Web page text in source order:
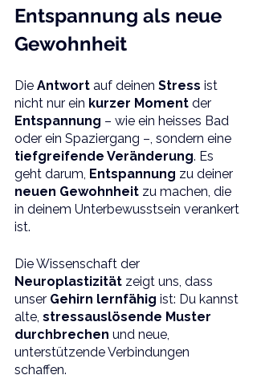
Entspannung als neue
Gewohnheit
Die Antwort auf deinen Stress ist
nicht nur ein kurzer Moment der
Entspannung – wie ein heisses Bad
oder ein Spaziergang –, sondern eine
tiefgreifende Veränderung. Es
geht darum, Entspannung zu deiner
neuen Gewohnheit zu machen, die
in deinem Unterbewusstsein verankert
ist.
Die Wissenschaft der
Neuroplastizität zeigt uns, dass
unser Gehirn lernfähig ist: Du kannst
alte, stressauslösende Muster
durchbrechen und neue,
unterstützende Verbindungen
schaffen.